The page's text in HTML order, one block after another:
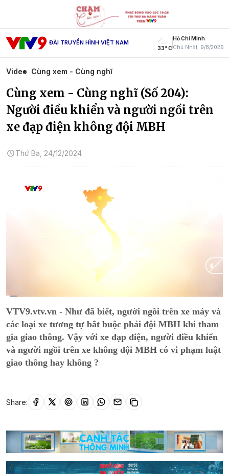
ĐÀI TRUYỀN HÌNH VIỆT NAM
33° C
Hồ Chí Minh
Chủ Nhật, 9/8/2026
Video Cùng xem - Cùng nghĩ
Cùng xem - Cùng nghĩ (Số 204):
Người điều khiển và người ngồi trên
xe đạp điện không đội MBH
Thứ Ba, 24/12/2024
Time
VTV9.vtv.vn - Như đã biết, người ngồi trên xe máy và
các loại xe tương tự bắt buộc phải đội MBH khi tham
gia giao thông. Vậy với xe đạp điện, người điều khiển
và người ngồi trên xe không đội MBH có vi phạm luật
giao thông hay không ?
Share: